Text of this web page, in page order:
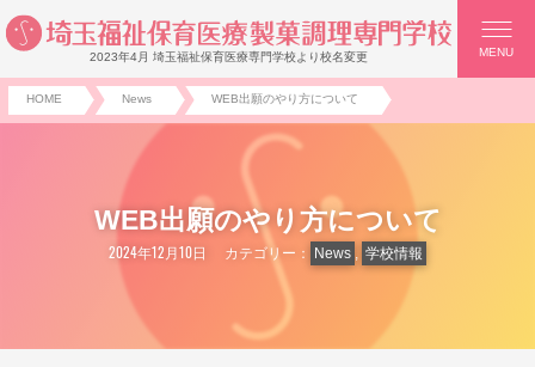
2023年4月 埼玉福祉保育医療専門学校より校名変更 MENU
HOME News WEB出願のやり方について
WEB出願のやり方について
2024年12月10日 カテゴリー： News 学校情報